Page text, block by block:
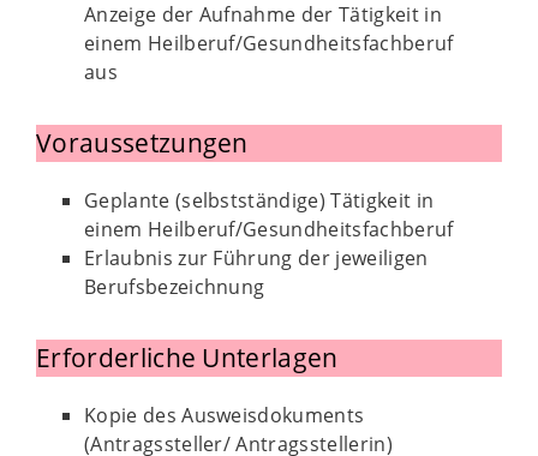
Anzeige der Aufnahme der Tätigkeit in
einem Heilberuf/Gesundheitsfachberuf
aus
Voraussetzungen
Geplante (selbstständige) Tätigkeit in
einem Heilberuf/Gesundheitsfachberuf
Erlaubnis zur Führung der jeweiligen
Berufsbezeichnung
Erforderliche Unterlagen
Kopie des Ausweisdokuments
(Antragssteller/ Antragsstellerin)